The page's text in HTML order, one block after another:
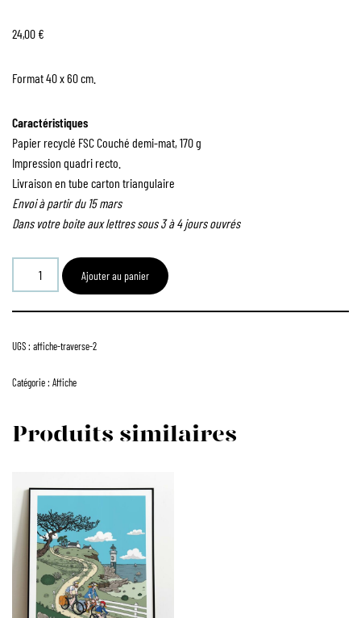
24,00 €
Format 40 x 60 cm.
Caractéristiques
Papier recyclé FSC Couché demi-mat, 170 g
Impression quadri recto.
Livraison en tube carton triangulaire
Envoi à partir du 15 mars
Dans votre boite aux lettres sous 3 à 4 jours ouvrés
Ajouter au panier
UGS : affiche-traverse-2
Catégorie : Affiche
Produits similaires